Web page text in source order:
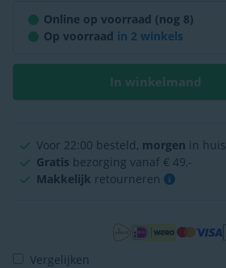
Online op voorraad (nog 8)
Op voorraad in 2 winkels
In winkelmand
Voor 22:00 besteld, morgen in huis
Gratis bezorging vanaf € 49,-
Makkelijk retourneren
Vergelijken